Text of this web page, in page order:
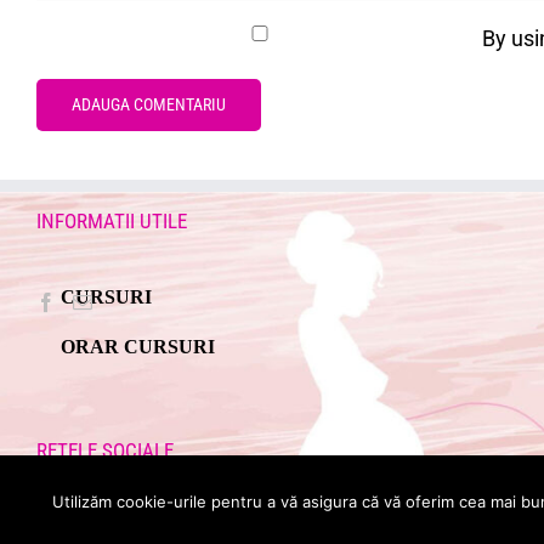
By
INFORMATII UTILE
CURSURI
ORAR CURSURI
RETELE SOCIALE
Utilizăm cookie-urile pentru a vă asigura că vă oferim cea mai